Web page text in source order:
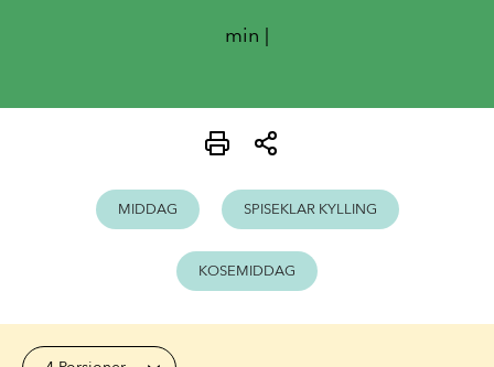
min |
MIDDAG SPISEKLAR KYLLING
KOSEMIDDAG